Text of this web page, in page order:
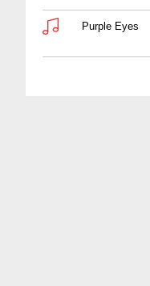
Purple Eyes